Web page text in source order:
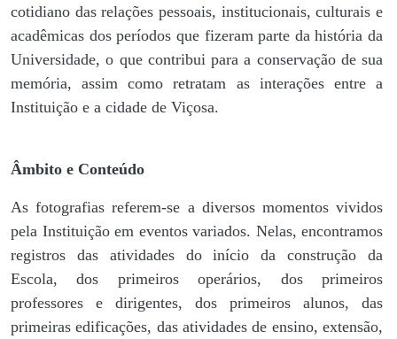
cotidiano das relações pessoais, institucionais, culturais e
acadêmicas dos períodos que fizeram parte da história da
Universidade, o que contribui para a conservação de sua
memória, assim como retratam as interações entre a
Instituição e a cidade de Viçosa.
Âmbito e Conteúdo
As fotografias referem-se a diversos momentos vividos
pela Instituição em eventos variados. Nelas, encontramos
registros das atividades do início da construção da
Escola, dos primeiros operários, dos primeiros
professores e dirigentes, ​dos primeiros alunos, das
primeiras edificações, das atividades de ensino, extensão,